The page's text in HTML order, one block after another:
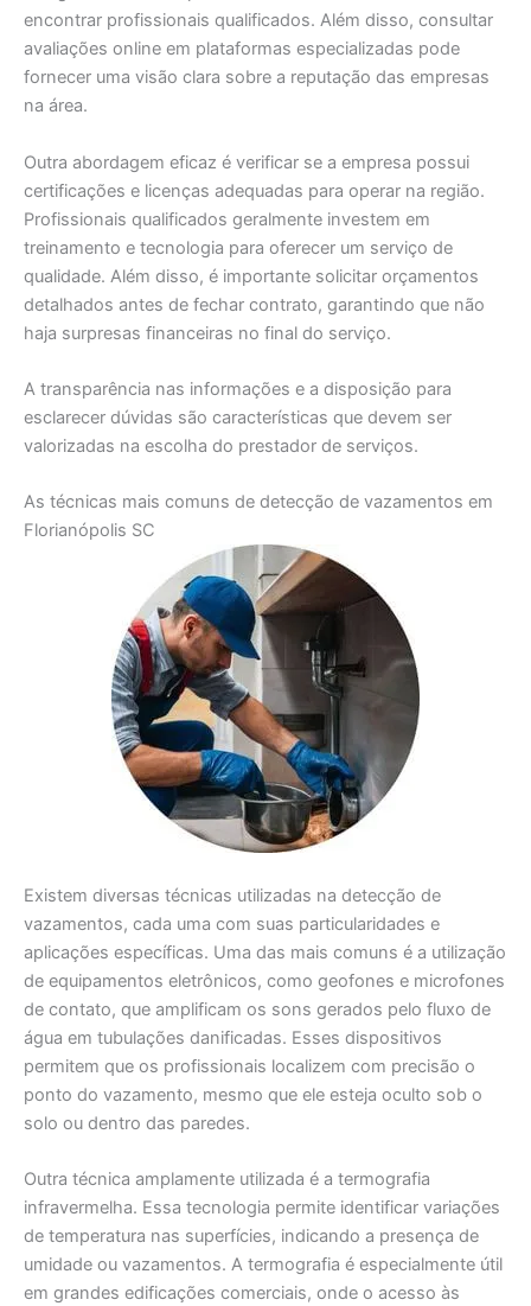
encontrar profissionais qualificados. Além disso, consultar
avaliações online em plataformas especializadas pode
fornecer uma visão clara sobre a reputação das empresas
na área.
Outra abordagem eficaz é verificar se a empresa possui
certificações e licenças adequadas para operar na região.
Profissionais qualificados geralmente investem em
treinamento e tecnologia para oferecer um serviço de
qualidade. Além disso, é importante solicitar orçamentos
detalhados antes de fechar contrato, garantindo que não
haja surpresas financeiras no final do serviço.
A transparência nas informações e a disposição para
esclarecer dúvidas são características que devem ser
valorizadas na escolha do prestador de serviços.
As técnicas mais comuns de detecção de vazamentos em
Florianópolis SC
Existem diversas técnicas utilizadas na detecção de
vazamentos, cada uma com suas particularidades e
aplicações específicas. Uma das mais comuns é a utilização
de equipamentos eletrônicos, como geofones e microfones
de contato, que amplificam os sons gerados pelo fluxo de
água em tubulações danificadas. Esses dispositivos
permitem que os profissionais localizem com precisão o
ponto do vazamento, mesmo que ele esteja oculto sob o
solo ou dentro das paredes.
Outra técnica amplamente utilizada é a termografia
infravermelha. Essa tecnologia permite identificar variações
de temperatura nas superfícies, indicando a presença de
umidade ou vazamentos. A termografia é especialmente útil
em grandes edificações comerciais, onde o acesso às